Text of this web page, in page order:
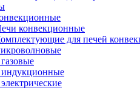
конвекционные
для печей